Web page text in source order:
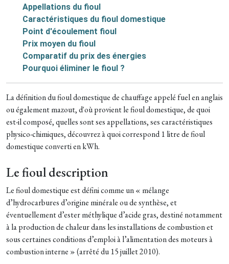
Appellations du fioul
Caractéristiques du fioul domestique
Point d'écoulement fioul
Prix moyen du fioul
Comparatif du prix des énergies
Pourquoi éliminer le fioul ?
La définition du fioul domestique de chauffage appelé fuel en anglais
ou également mazout, d'où provient le fioul domestique, de quoi
est-il composé, quelles sont ses appellations, ses caractéristiques
physico-chimiques, découvrez à quoi correspond 1 litre de fioul
domestique converti en kWh.
Le fioul description
Le fioul domestique est défini comme un « mélange
d’hydrocarbures d’origine minérale ou de synthèse, et
éventuellement d’ester méthylique d’acide gras, destiné notamment
à la production de chaleur dans les installations de combustion et
sous certaines conditions d’emploi à l’alimentation des moteurs à
combustion interne » (arrêté du 15 juillet 2010).